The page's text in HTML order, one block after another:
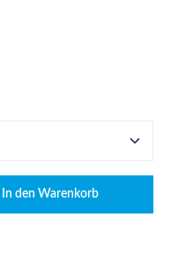
gewünschten
In den Warenkorb